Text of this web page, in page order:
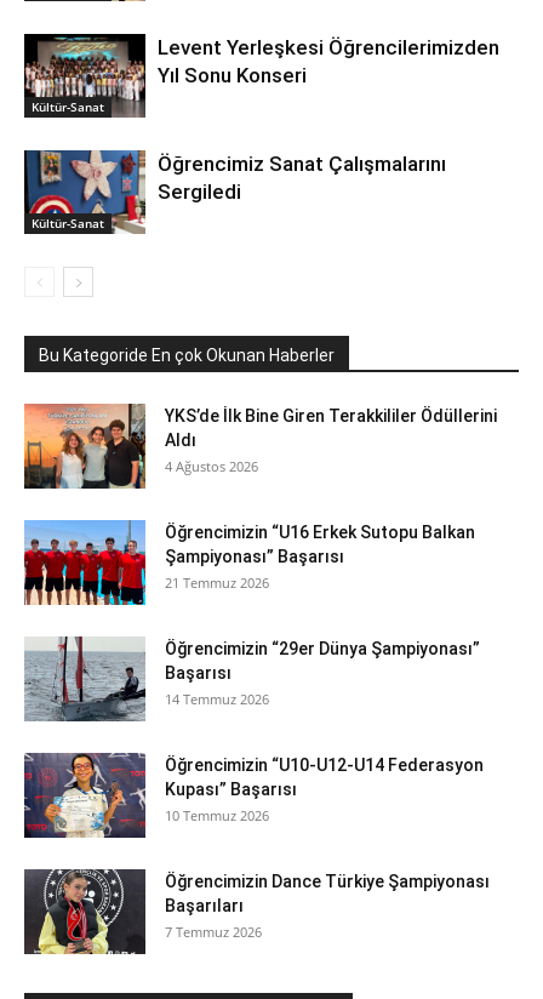
Kültür-Sanat
Levent Yerleşkesi Öğrencilerimizden
Yıl Sonu Konseri
Kültür-Sanat
Öğrencimiz Sanat Çalışmalarını
Sergiledi
Bu Kategoride En çok Okunan Haberler
YKS’de İlk Bine Giren Terakkililer Ödüllerini
Aldı
4 Ağustos 2026
Öğrencimizin “U16 Erkek Sutopu Balkan
Şampiyonası” Başarısı
21 Temmuz 2026
Öğrencimizin “29er Dünya Şampiyonası”
Başarısı
14 Temmuz 2026
Öğrencimizin “U10-U12-U14 Federasyon
Kupası” Başarısı
10 Temmuz 2026
Öğrencimizin Dance Türkiye Şampiyonası
Başarıları
7 Temmuz 2026